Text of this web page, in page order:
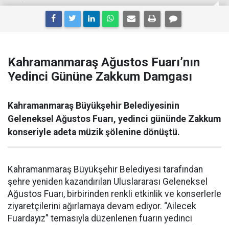
Kahramanmaraş Ağustos Fuarı’nın
Yedinci Gününe Zakkum Damgası
Kahramanmaraş Büyükşehir Belediyesinin
Geleneksel Ağustos Fuarı, yedinci gününde Zakkum
konseriyle adeta müzik şölenine dönüştü.
Kahramanmaraş Büyükşehir Belediyesi tarafından
şehre yeniden kazandırılan Uluslararası Geleneksel
Ağustos Fuarı, birbirinden renkli etkinlik ve konserlerle
ziyaretçilerini ağırlamaya devam ediyor. “Ailecek
Fuardayız” temasıyla düzenlenen fuarın yedinci